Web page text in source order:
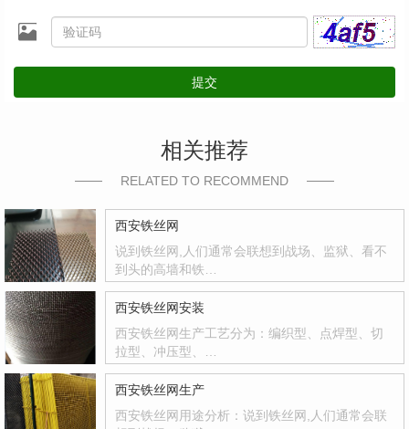
提交
相关推荐
RELATED TO RECOMMEND
西安铁丝网
说到铁丝网,人们通常会联想到战场、监狱、看不
到头的高墙和铁…
西安铁丝网安装
西安铁丝网生产工艺分为：编织型、点焊型、切
拉型、冲压型、…
西安铁丝网生产
西安铁丝网用途分析：说到铁丝网,人们通常会联